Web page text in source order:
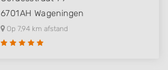
6701AH Wageningen
Op 7,94 km afstand